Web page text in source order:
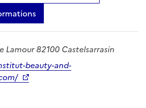
Lamour 82100 Castelsarrasin
beauty-and-